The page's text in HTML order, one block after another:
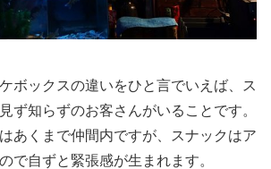
ボックスの違いをひと言でいえば、ス
ず知らずのお客さんがいることです。
あくまで仲間内ですが、スナックはア
で自ずと緊張感が生まれます。